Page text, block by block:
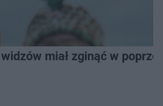
miał zginąć w